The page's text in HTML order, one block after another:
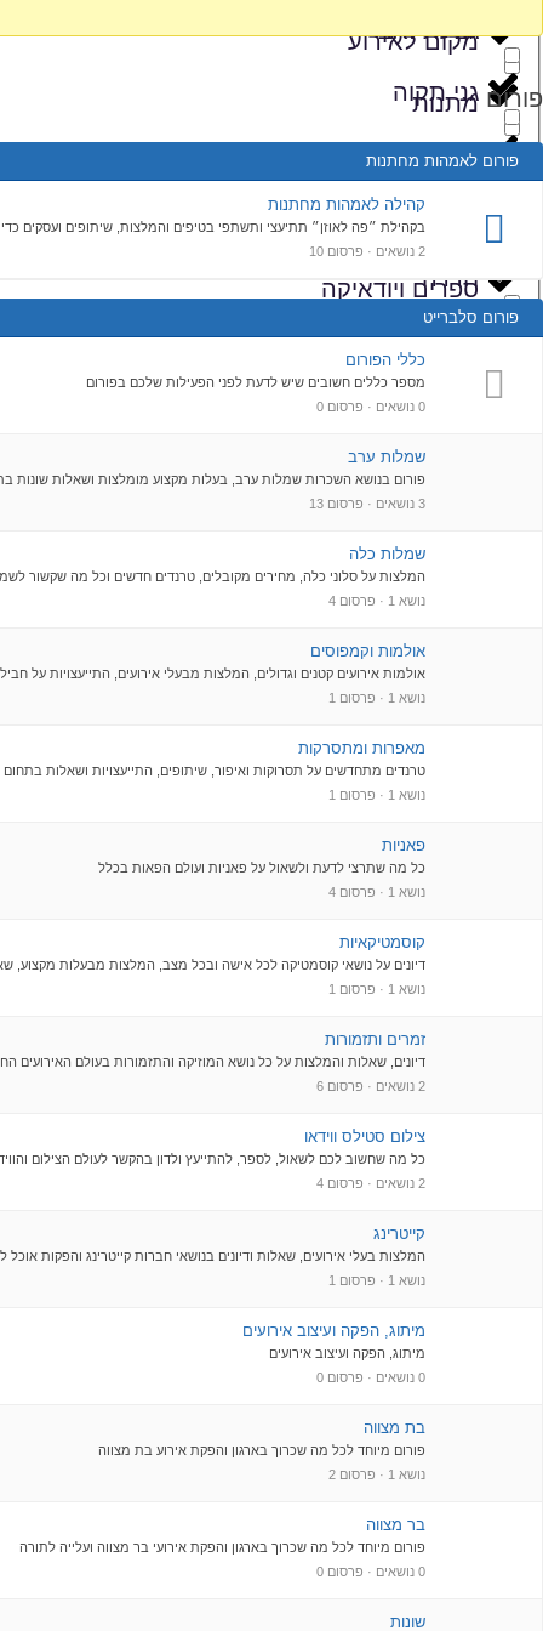
מקום לאירוע
מתנות
נגנים
נדוניה
ספרים ויודאיקה
עיצוב אירועים
עיצובי פירות
פאניות
צילום
צילום וידאו
צילום סטילס
צילום סטילס ווידאו
צלמת וידאו
צלמת סטילס
קוסמטיקה
קייטרינג בשרי
קייטרינג חלבי
קייטרינג פרווה
קמפוסים
רכב לחתונה
גבעת זאב
גני תקוה
הושעיה
זיכרון יעקב
חדרה
חולון
טבריה
יסודות
ירושלים והסביבה
כפר חבד
כפר סבא
כרמיאל
מגדל העמק
מודיעין
מודיעין עילית
מושב קשת רמת הגולן
מתתיהו
נוף כינרת
נחלים
פורום
פורום לאמהות מחתנות
קהילה לאמהות מחתנות
בקהילת ״פה לאוזן״ תתיעצי ותשתפי בטיפים והמלצות, שיתופים ועסקים
2 נושאים · פרסום 10
פורום סלברייט
כללי הפורום
מספר כללים חשובים שיש לדעת לפני הפעילות שלכם בפורום
0 נושאים · פרסום 0
שמלות ערב
פורום בנושא השכרות שמלות ערב, בעלות מקצוע מומלצות ושאלות שונות
3 נושאים · פרסום 13
שמלות כלה
המלצות על סלוני כלה, מחירים מקובלים, טרנדים חדשים וכל מה שקשור
נושא 1 · פרסום 4
אולמות וקמפוסים
אולמות אירועים קטנים וגדולים, המלצות מבעלי אירועים, התייעצויות על
נושא 1 · פרסום 1
מאפרות ומתסרקות
טרנדים מתחדשים על תסרוקות ואיפור, שיתופים, התייעצויות ושאלות בתחום
נושא 1 · פרסום 1
פאניות
כל מה שתרצי לדעת ולשאול על פאניות ועולם הפאות בכלל
נושא 1 · פרסום 4
קוסמטיקאיות
דיונים על נושאי קוסמטיקה לכל אישה ובכל מצב, המלצות מבעלות מקצוע,
נושא 1 · פרסום 1
זמרים ותזמורות
דיונים, שאלות והמלצות על כל נושא המוזיקה והתזמורות בעולם האירועים
2 נושאים · פרסום 6
צילום סטילס ווידאו
כל מה שחשוב לכם לשאול, לספר, להתייעץ ולדון בהקשר לעולם הצילום
2 נושאים · פרסום 4
קייטרינג
המלצות בעלי אירועים, שאלות ודיונים בנושאי חברות קייטרינג והפקות אוכל
נושא 1 · פרסום 1
מיתוג, הפקה ועיצוב אירועים
מיתוג, הפקה ועיצוב אירועים
0 נושאים · פרסום 0
בת מצווה
פורום מיוחד לכל מה שכרוך בארגון והפקת אירוע בת מצווה
נושא 1 · פרסום 2
בר מצווה
פורום מיוחד לכל מה שכרוך בארגון והפקת אירועי בר מצווה ועלייה לתורה
0 נושאים · פרסום 0
שונות